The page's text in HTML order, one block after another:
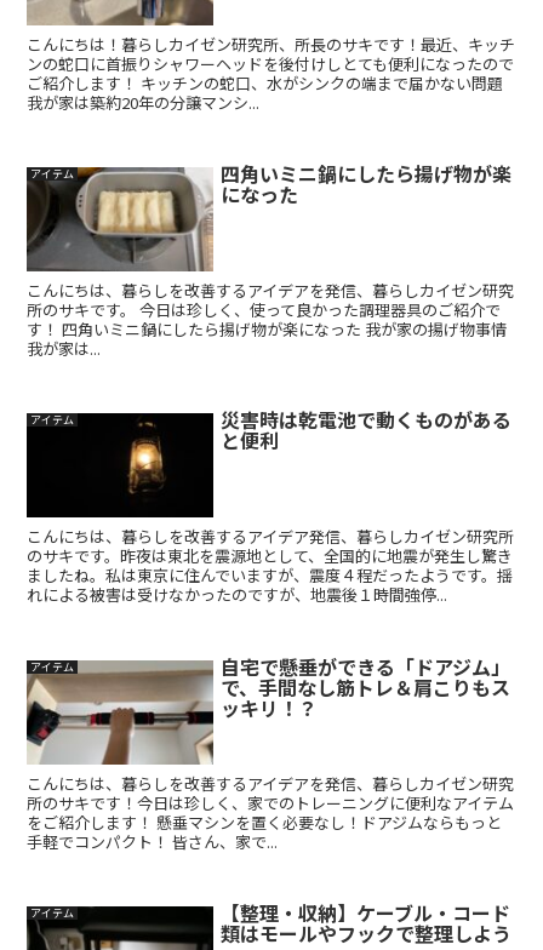
こんにちは！暮らしカイゼン研究所、所長のサキです！最近、キッチ
ンの蛇口に首振りシャワーヘッドを後付けしとても便利になったので
ご紹介します！ キッチンの蛇口、水がシンクの端まで届かない問題
我が家は築約20年の分譲マンシ...
アイテム 四角いミニ鍋にしたら揚げ物が楽
になった
こんにちは、暮らしを改善するアイデアを発信、暮らしカイゼン研究
所のサキです。 今日は珍しく、使って良かった調理器具のご紹介で
す！ 四角いミニ鍋にしたら揚げ物が楽になった 我が家の揚げ物事情
我が家は...
アイテム 災害時は乾電池で動くものがある
と便利
こんにちは、暮らしを改善するアイデア発信、暮らしカイゼン研究所
のサキです。昨夜は東北を震源地として、全国的に地震が発生し驚き
ましたね。私は東京に住んでいますが、震度４程だったようです。揺
れによる被害は受けなかったのですが、地震後１時間強停...
アイテム 自宅で懸垂ができる「ドアジム」
で、手間なし筋トレ＆肩こりもス
ッキリ！？
こんにちは、暮らしを改善するアイデアを発信、暮らしカイゼン研究
所のサキです！今日は珍しく、家でのトレーニングに便利なアイテム
をご紹介します！ 懸垂マシンを置く必要なし！ドアジムならもっと
手軽でコンパクト！ 皆さん、家で...
アイテム 【整理・収納】ケーブル・コード
類はモールやフックで整理しよう